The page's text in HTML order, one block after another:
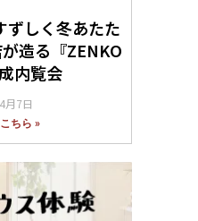
ずしく冬あたた
造る『ZENKO
内覧会
月7日
ちら »